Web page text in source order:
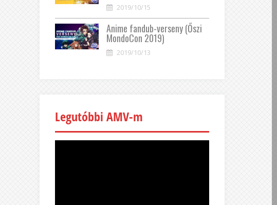
2019/10/15
Anime fandub-verseny (Őszi
MondoCon 2019)
2019/10/13
Legutóbbi AMV-m